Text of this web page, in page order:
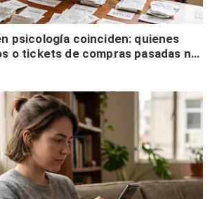
psicología coinciden: quienes
o tickets de compras pasadas no
sino que tienen necesidad de